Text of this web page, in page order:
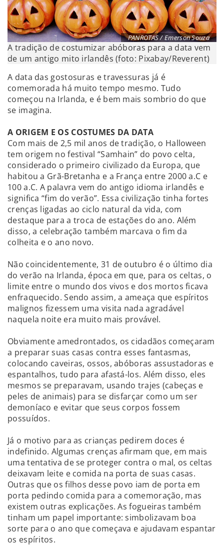
PANROTAS / Emerson Souza
A tradição de costumizar abóboras para a data vem
de um antigo mito irlandês (foto: Pixabay/Reverent)
A data das gostosuras e travessuras já é
comemorada há muito tempo mesmo. Tudo
começou na Irlanda, e é bem mais sombrio do que
se imagina.
A ORIGEM E OS COSTUMES DA DATA
Com mais de 2,5 mil anos de tradição, o Halloween
tem origem no festival “Samhain” do povo celta,
considerado o primeiro civilizado da Europa, que
habitou a Grã-Bretanha e a França entre 2000 a.C e
100 a.C. A palavra vem do antigo idioma irlandês e
significa “fim do verão”. Essa civilização tinha fortes
crenças ligadas ao ciclo natural da vida, com
destaque para a troca de estações do ano. Além
disso, a celebração também marcava o fim da
colheita e o ano novo.
Não coincidentemente, 31 de outubro é o último dia
do verão na Irlanda, época em que, para os celtas, o
limite entre o mundo dos vivos e dos mortos ficava
enfraquecido. Sendo assim, a ameaça que espíritos
malignos fizessem uma visita nada agradável
naquela noite era muito mais provável.
Obviamente amedrontados, os cidadãos começaram
a preparar suas casas contra esses fantasmas,
colocando caveiras, ossos, abóboras assustadoras e
espantalhos, tudo para afastá-los. Além disso, eles
mesmos se preparavam, usando trajes (cabeças e
peles de animais) para se disfarçar como um ser
demoníaco e evitar que seus corpos fossem
possuídos.
Já o motivo para as crianças pedirem doces é
indefinido. Algumas crenças afirmam que, em mais
uma tentativa de se proteger contra o mal, os celtas
deixavam leite e comida na porta de suas casas.
Outras que os filhos desse povo iam de porta em
porta pedindo comida para a comemoração, mas
existem outras explicações. As fogueiras também
tinham um papel importante: simbolizavam boa
sorte para o ano que começava e ajudavam espantar
os espíritos.